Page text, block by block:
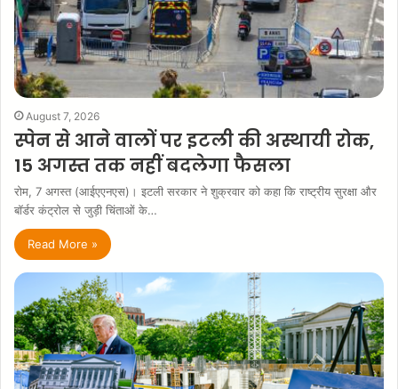
August 7, 2026
स्पेन से आने वालों पर इटली की अस्थायी रोक,
15 अगस्त तक नहीं बदलेगा फैसला
रोम, 7 अगस्त (आईएएनएस)। इटली सरकार ने शुक्रवार को कहा कि राष्ट्रीय सुरक्षा और
बॉर्डर कंट्रोल से जुड़ी चिंताओं के…
Read More »